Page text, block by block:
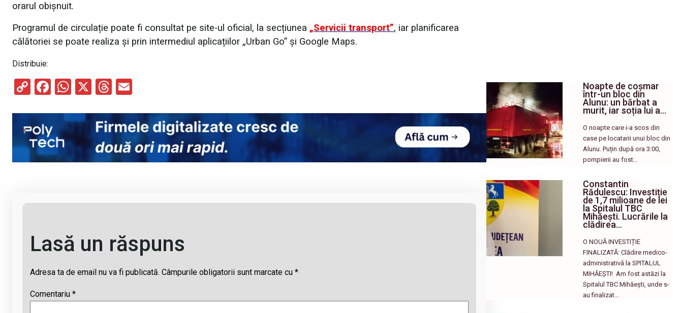
orarul obișnuit.
Programul de circulație poate fi consultat pe site-ul oficial, la secțiunea „Servicii transport”, iar planificarea
călătoriei se poate realiza și prin intermediul aplicațiilor „Urban Go” și Google Maps.
Distribuie:
C
py
Li
n
k
F
ce
b
o
o
W
at
s
A
p
X
T
e
a
d
s
ail
Lasă un răspuns
Adresa ta de email nu va fi publicată. Câmpurile obligatorii sunt marcate cu *
Comentariu *
Noapte de coșmar
într-un bloc din
Alunu: un bărbat a
murit, iar soția lui a…
O noapte care i-a scos din
case pe locatarii unui bloc din
Alunu. Puțin după ora 3:00,
pompierii au fost…
Constantin
Rădulescu: Investiție
de 1,7 milioane de lei
la Spitalul TBC
Mihăești. Lucrările la
clădirea…
O NOUĂ INVESTIȚIE
FINALIZATĂ: Clădire medico-
administrativă la SPITALUL
MIHĂEȘTI! ​ Am fost astăzi la
Spitalul TBC Mihăești, unde s-
au finalizat…